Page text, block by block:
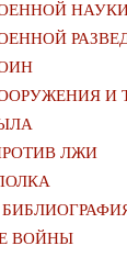
И
ЛЖИ
ВОЙНЫ